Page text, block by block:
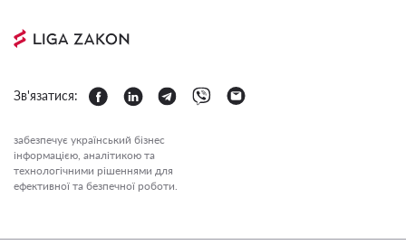
Зв'язатися:
забезпечує український бізнес
інформацією, аналітикою та
технологічними рішеннями для
ефективної та безпечної роботи.